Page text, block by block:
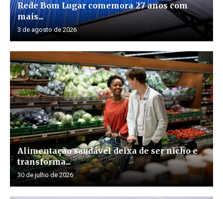
Rede Bom Lugar comemora 27 anos com
mais...
3 de agosto de 2026
Alimentação saudável deixa de ser nicho e
transforma...
30 de julho de 2026